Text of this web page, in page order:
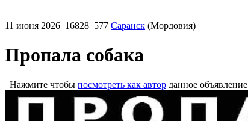
11 июня 2026 16828 577 Саранск (Мордовия)
Пропала собака
Нажмите чтобы посмотреть как автор данное объявление